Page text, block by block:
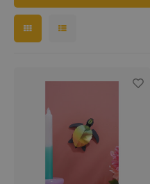
Junglebox
Zwitscherbox Satellite
Welke Zwitscherbox past bij jou?
Zwitscherbox als cadeau
Cadeau voor collega
Housewarming cadeau
Kraamcadeau
Kandelaars
Klokken
Verlichting
Wanddecoratie
Horloges
Keuken
Borduren & Creatief